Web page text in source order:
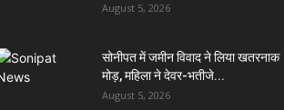
August 5, 2026
सोनीपत में जमीन विवाद ने लिया खतरनाक
मोड़, महिला ने देवर-भतीजे...
August 5, 2026